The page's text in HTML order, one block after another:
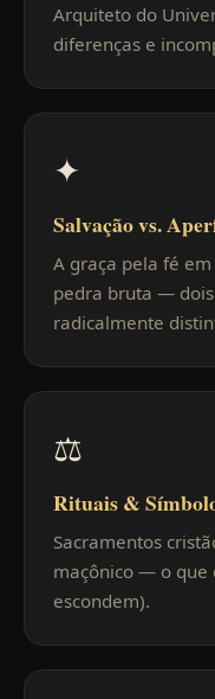
Arquiteto do
diferenças e
✦
Salvação vs.
A graça pela fé
pedra bruta — dois
radicalmente
⚖
Rituais &
Sacramentos
maçônico — o que
escondem).